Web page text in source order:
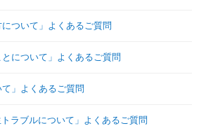
について」よくあるご質問
とについて」よくあるご質問
て」よくあるご質問
トラブルについて」よくあるご質問